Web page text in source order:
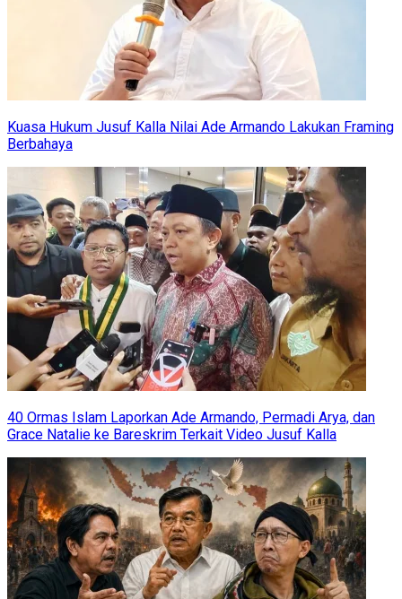
Kuasa Hukum Jusuf Kalla Nilai Ade Armando Lakukan Framing
Berbahaya
40 Ormas Islam Laporkan Ade Armando, Permadi Arya, dan
Grace Natalie ke Bareskrim Terkait Video Jusuf Kalla